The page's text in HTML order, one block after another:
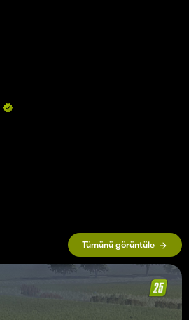
Tümünü görüntüle